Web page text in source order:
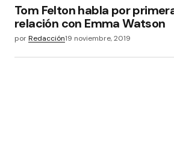
Tom Felton habla por
relación con Emma Watson
porRedacción19 noviembre, 2019